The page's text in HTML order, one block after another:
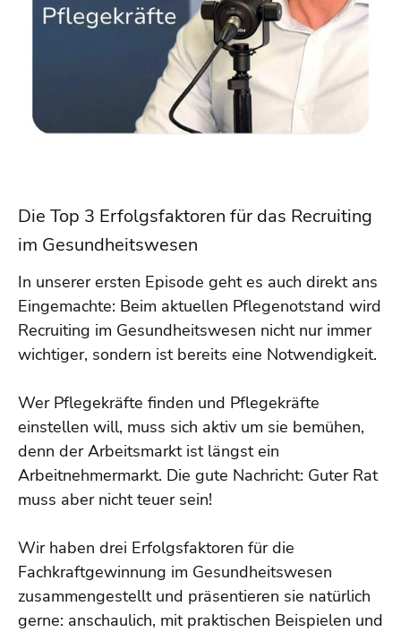
Die Top 3 Erfolgsfaktoren für das Recruiting
im Gesundheitswesen
In unserer ersten Episode geht es auch direkt ans
Eingemachte: Beim aktuellen Pflegenotstand wird
Recruiting im Gesundheitswesen nicht nur immer
wichtiger, sondern ist bereits eine Notwendigkeit.
Wer Pflegekräfte finden und Pflegekräfte
einstellen will, muss sich aktiv um sie bemühen,
denn der Arbeitsmarkt ist längst ein
Arbeitnehmermarkt. Die gute Nachricht: Guter Rat
muss aber nicht teuer sein!
Wir haben drei Erfolgsfaktoren für die
Fachkraftgewinnung im Gesundheitswesen
zusammengestellt und präsentieren sie natürlich
gerne: anschaulich, mit praktischen Beispielen und